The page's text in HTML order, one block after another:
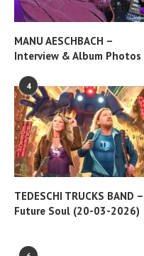
MANU AESCHBACH –
Interview & Album Photos
4
TEDESCHI TRUCKS BAND –
Future Soul (20-03-2026)